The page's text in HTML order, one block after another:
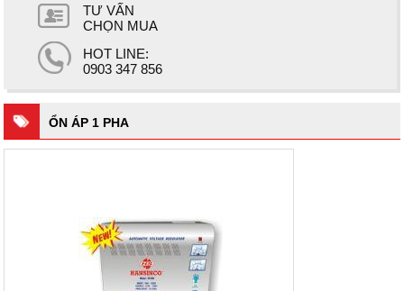
TƯ VẤN
CHỌN MUA
HOT LINE:
0903 347 856
ỔN ÁP 1 PHA